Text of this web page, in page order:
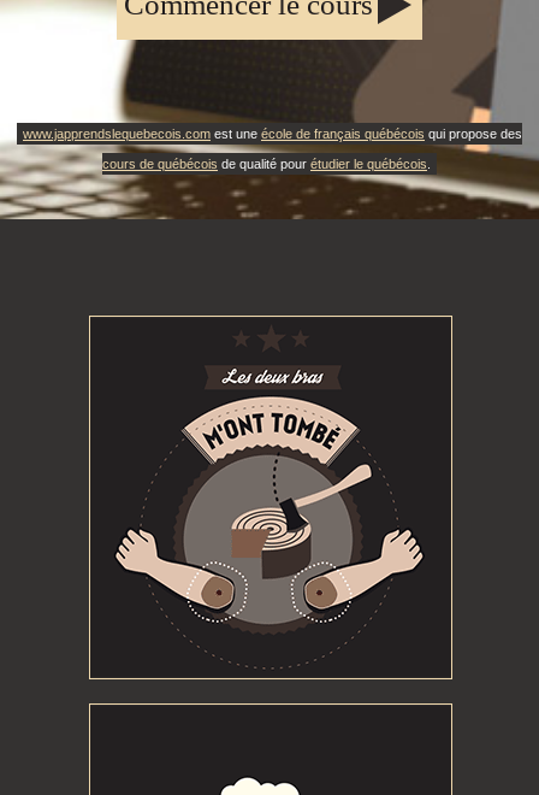
www.japprendslequebecois.com est une école de français québécois qui propose des
cours de québécois de qualité pour étudier le québécois